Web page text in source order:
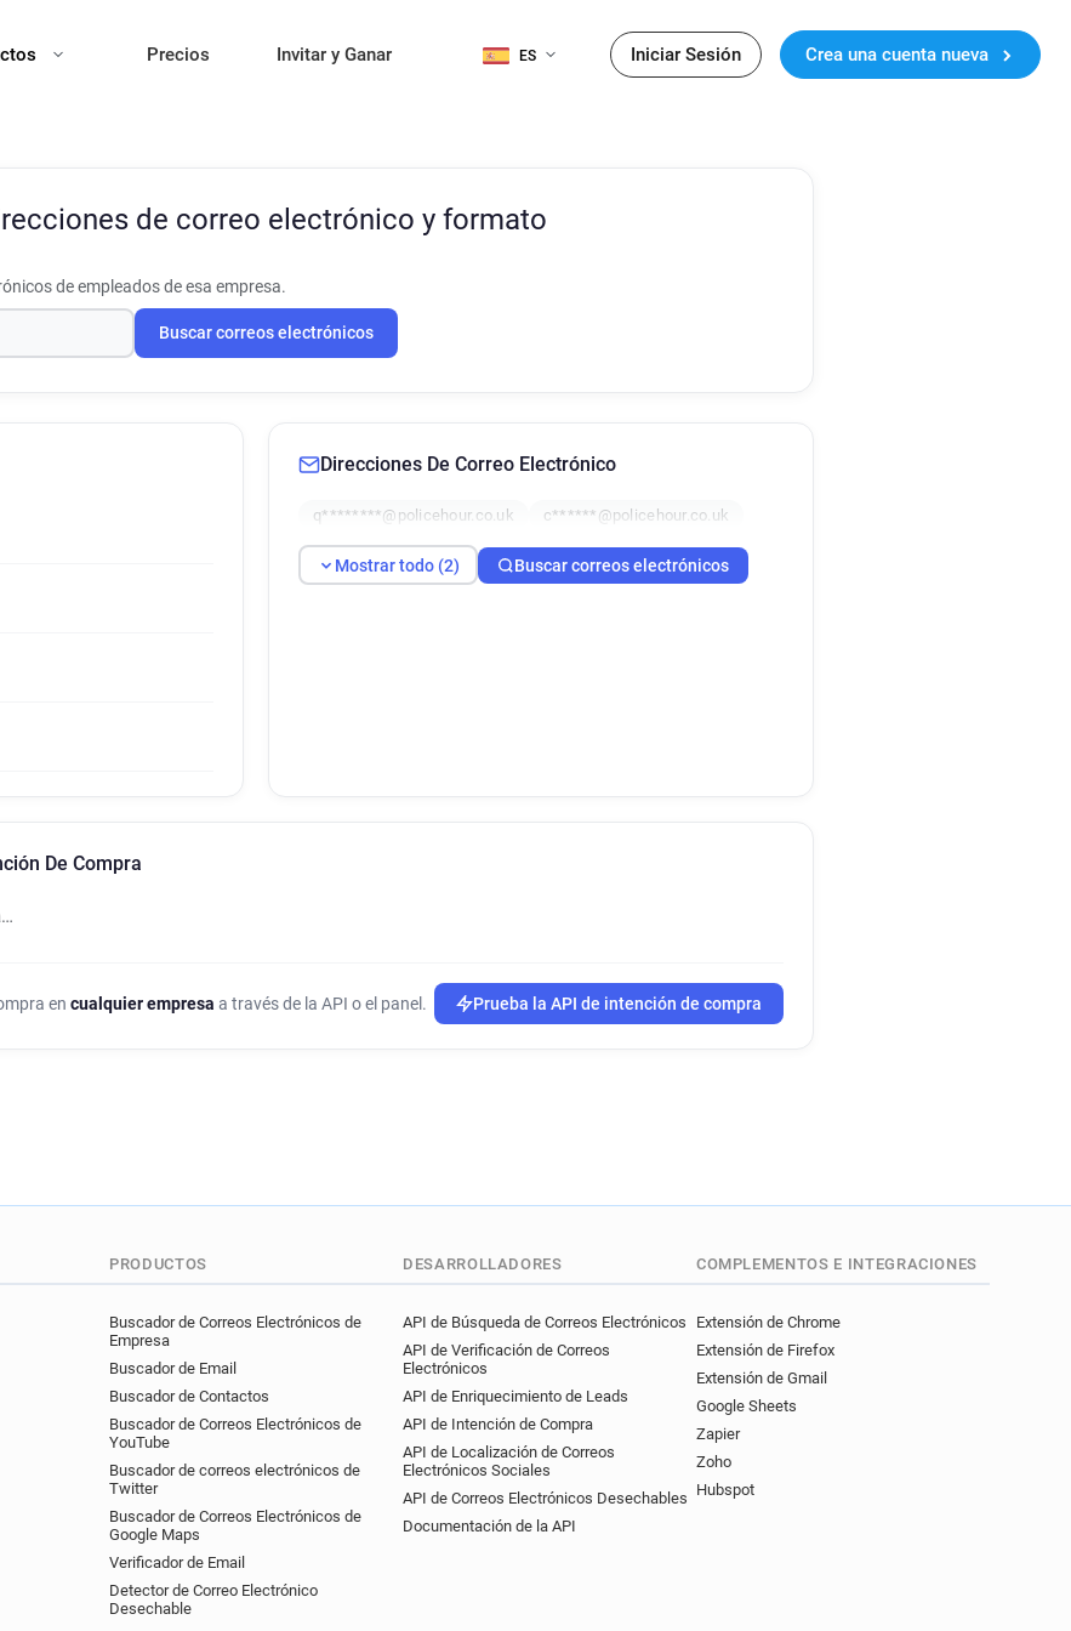
Precios Invitar y Ganar ES Iniciar Sesión Crea una cuenta nueva
de correo electrónico y formato
de empleados de esa empresa.
Buscar correos electrónicos
Direcciones De Correo Electrónico
q********@policehour.co.uk c******@policehour.co.uk
Mostrar todo (2) Buscar correos electrónicos
De Compra
en cualquier empresa a través de la API o el panel. Prueba la API de intención de compra
PRODUCTOS
Buscador de Correos Electrónicos de
Empresa
Buscador de Email
Buscador de Contactos
Buscador de Correos Electrónicos de
YouTube
Buscador de correos electrónicos de
Twitter
Buscador de Correos Electrónicos de
Google Maps
Verificador de Email
Detector de Correo Electrónico
Desechable
DESARROLLADORES
API de Búsqueda de Correos Electrónicos
API de Verificación de Correos
Electrónicos
API de Enriquecimiento de Leads
API de Intención de Compra
API de Localización de Correos
Electrónicos Sociales
API de Correos Electrónicos Desechables
Documentación de la API
COMPLEMENTOS E INTEGRACIONES
Extensión de Chrome
Extensión de Firefox
Extensión de Gmail
Google Sheets
Zapier
Zoho
Hubspot